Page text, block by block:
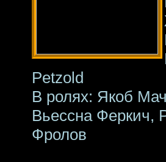
Petzold
В ролях: Якоб
Вьессна Феркич,
Фролов